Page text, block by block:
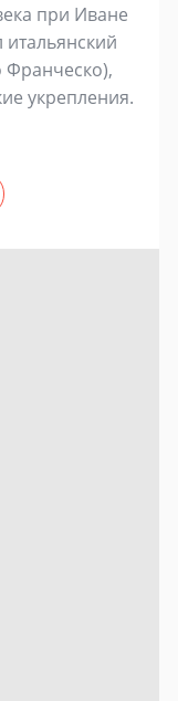
при Иване
итальянский
укрепления.